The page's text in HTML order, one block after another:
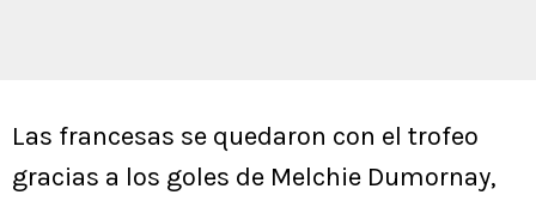
Las francesas se quedaron con el trofeo
gracias a los goles de Melchie Dumornay,